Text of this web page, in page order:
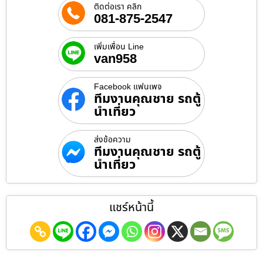
ติดต่อเรา คลิก
081-875-2547
เพิ่มเพื่อน Line
van958
Facebook แฟนเพจ
ทีมงานคุณชาย รถตู้
นำเที่ยว
ส่งข้อความ
ทีมงานคุณชาย รถตู้
นำเที่ยว
แชร์หน้านี้